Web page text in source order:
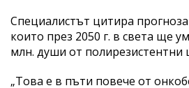
Специалистът цитира
които през 2050 г. в света ще
млн. души от полирезистентни
„Това е в пъти повече от